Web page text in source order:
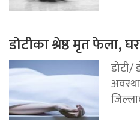
डोटीका श्रेष्ठ मृत फेला,
डोटी/